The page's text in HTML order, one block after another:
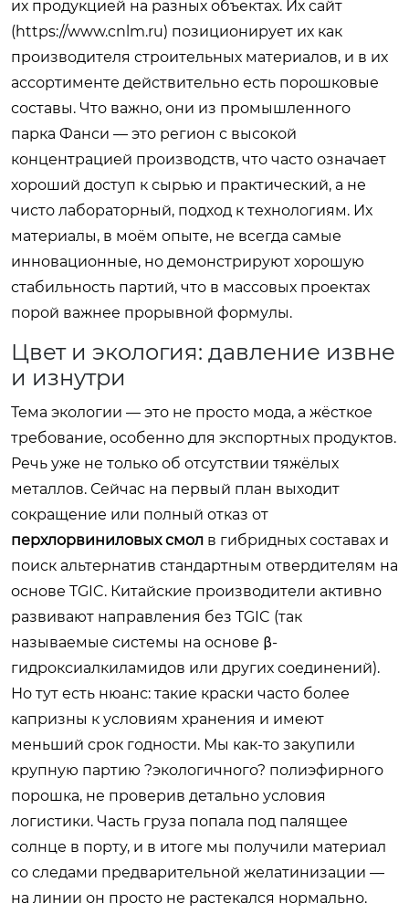
их продукцией на разных объектах. Их сайт
(https://www.cnlm.ru) позиционирует их как
производителя строительных материалов, и в их
ассортименте действительно есть порошковые
составы. Что важно, они из промышленного
парка Фанси — это регион с высокой
концентрацией производств, что часто означает
хороший доступ к сырью и практический, а не
чисто лабораторный, подход к технологиям. Их
материалы, в моём опыте, не всегда самые
инновационные, но демонстрируют хорошую
стабильность партий, что в массовых проектах
порой важнее прорывной формулы.
Цвет и экология: давление извне
и изнутри
Тема экологии — это не просто мода, а жёсткое
требование, особенно для экспортных продуктов.
Речь уже не только об отсутствии тяжёлых
металлов. Сейчас на первый план выходит
сокращение или полный отказ от
перхлорвиниловых смол в гибридных составах и
поиск альтернатив стандартным отвердителям на
основе TGIC. Китайские производители активно
развивают направления без TGIC (так
называемые системы на основе β-
гидроксиалкиламидов или других соединений).
Но тут есть нюанс: такие краски часто более
капризны к условиям хранения и имеют
меньший срок годности. Мы как-то закупили
крупную партию ?экологичного? полиэфирного
порошка, не проверив детально условия
логистики. Часть груза попала под палящее
солнце в порту, и в итоге мы получили материал
со следами предварительной желатинизации —
на линии он просто не растекался нормально.